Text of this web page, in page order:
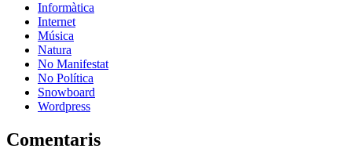
Informàtica
Internet
Música
Natura
No Manifestat
No Política
Snowboard
Wordpress
Comentaris